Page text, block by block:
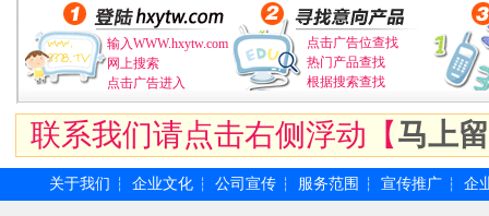
输入WWW.hxytw.com
网上搜索
点击广告进入
点击广告位查找
热门产品查找
根据搜索查找
联系我们请点击右侧浮动【马上
关于我们 ┆ 企业文化 ┆ 公司宣传 ┆ 服务范围 ┆ 宣传推广 ┆ 企